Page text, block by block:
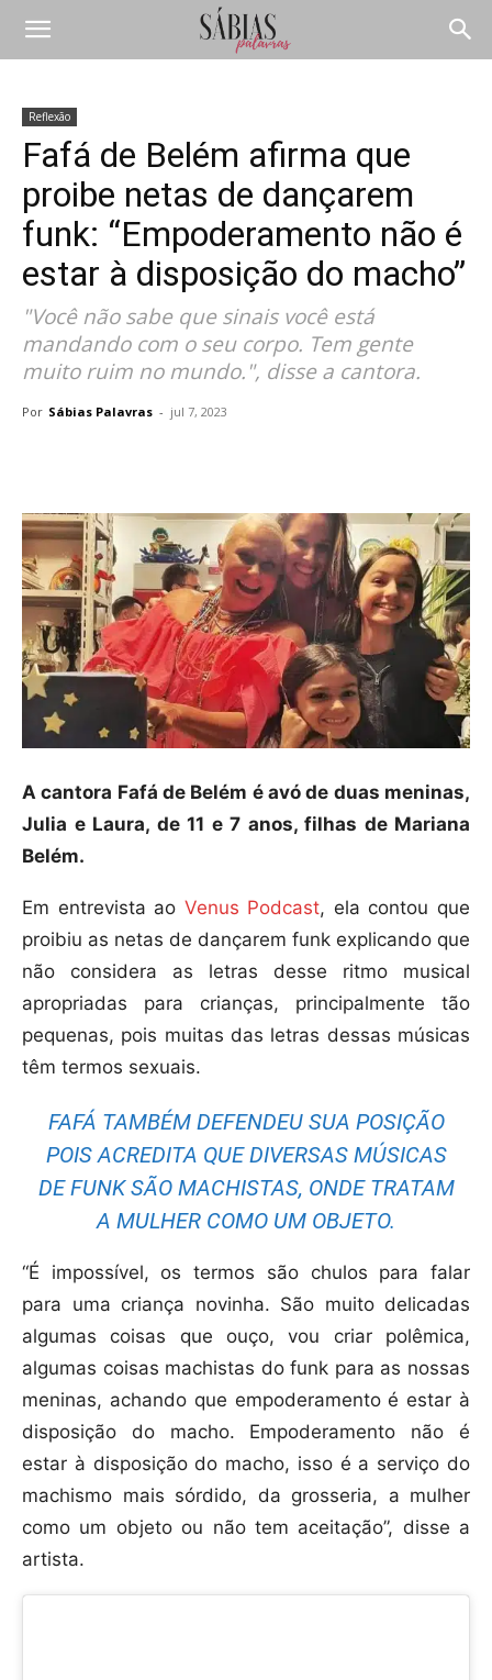
Reflexão
Fafá de Belém afirma que
proibe netas de dançarem
funk: “Empoderamento não é
estar à disposição do macho”
"Você não sabe que sinais você está
mandando com o seu corpo. Tem gente
muito ruim no mundo.", disse a cantora.
Por Sábias Palavras - jul 7, 2023
A cantora Fafá de Belém é avó de duas meninas,
Julia e Laura, de 11 e 7 anos, filhas de Mariana
Belém.
Em entrevista ao Venus Podcast, ela contou que
proibiu as netas de dançarem funk explicando que
não considera as letras desse ritmo musical
apropriadas para crianças, principalmente tão
pequenas, pois muitas das letras dessas músicas
têm termos sexuais.
FAFÁ TAMBÉM DEFENDEU SUA POSIÇÃO
POIS ACREDITA QUE DIVERSAS MÚSICAS
DE FUNK SÃO MACHISTAS, ONDE TRATAM
A MULHER COMO UM OBJETO.
“É impossível, os termos são chulos para falar
para uma criança novinha. São muito delicadas
algumas coisas que ouço, vou criar polêmica,
algumas coisas machistas do funk para as nossas
meninas, achando que empoderamento é estar à
disposição do macho. Empoderamento não é
estar à disposição do macho, isso é a serviço do
machismo mais sórdido, da grosseria, a mulher
como um objeto ou não tem aceitação”, disse a
artista.